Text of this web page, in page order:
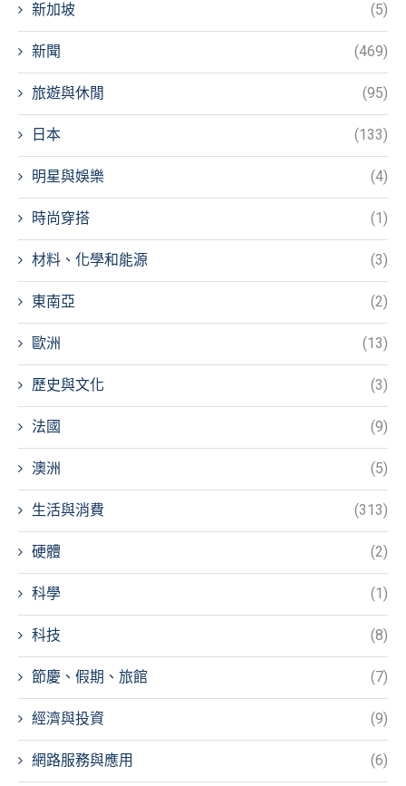
新加坡 (5)
新聞 (469)
旅遊與休閒 (95)
日本 (133)
明星與娛樂 (4)
時尚穿搭 (1)
材料、化學和能源 (3)
東南亞 (2)
歐洲 (13)
歷史與文化 (3)
法國 (9)
澳洲 (5)
生活與消費 (313)
硬體 (2)
科學 (1)
科技 (8)
節慶、假期、旅館 (7)
經濟與投資 (9)
網路服務與應用 (6)